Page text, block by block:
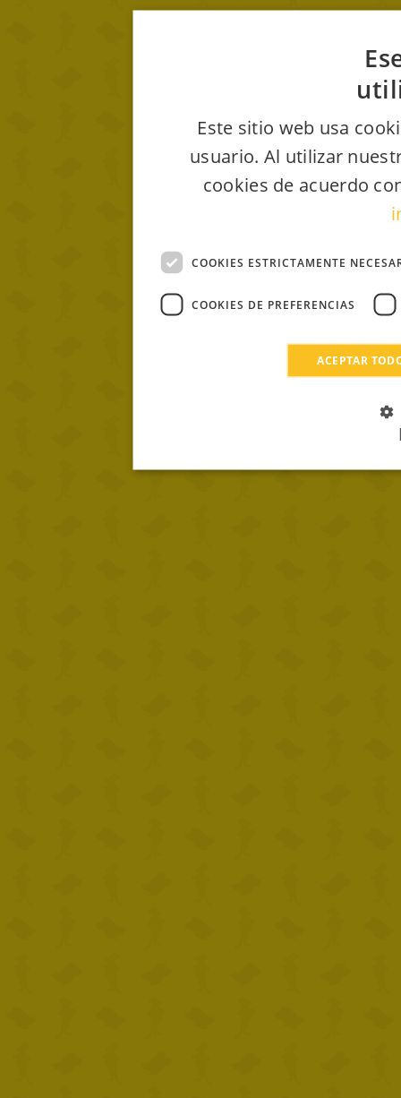
Este sitio web usa
usuario. Al utilizar
cookies de acuerdo
COOKIES ESTRICTAMENTE
COOKIES DE PREFERENCIAS
ACEPTAR